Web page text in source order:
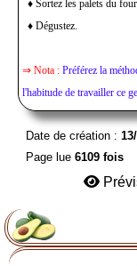
♦ Sortez les palets du
♦ Dégustez.
⇒ Nota : Préférez la
l'habitude de travailler ce
Date de création :
Page lue 6109 fois